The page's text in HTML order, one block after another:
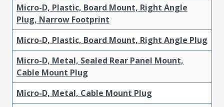
Micro-D, Plastic, Board Mount, Right Angle
Plug, Narrow Footprint
Micro-D, Plastic, Board Mount, Right Angle Plug
Micro-D, Metal, Sealed Rear Panel Mount,
Cable Mount Plug
Micro-D, Metal, Cable Mount Plug